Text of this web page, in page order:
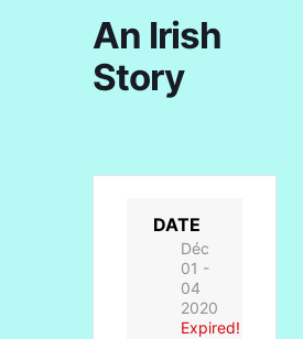
An Irish
Story
DATE
Déc
01 -
04
2020
Expired!